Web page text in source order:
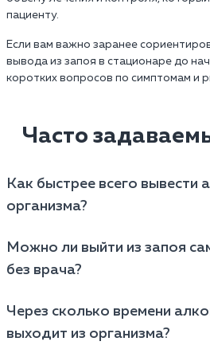
пациенту.
Если вам важно заранее
вывода из запоя в стационаре до
коротких вопросов по симптомам и
Часто
Как быстрее всего вывести
организма?
этилового спирта и токсинов
терапия (капельница). В
Обильное питье
Прием сорбентов
Можно ли выйти из запоя
без врача?
длился не более 2–3 дней и у
хронических заболеваний. В
Через сколько времени
выходит из организма?